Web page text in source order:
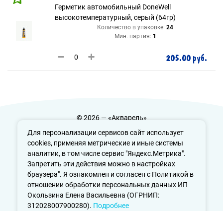
Для персонализации сервисов сайт использует
cookies, применяя метрические и иные системы
аналитик, в том числе сервис "Яндекс.Метрика".
Запретить эти действия можно в настройках
браузера". Я ознакомлен и согласен с Политикой в
отношении обработки персональных данных ИП
Окользина Елена Васильевна (ОГРНИП:
312028007900280). Подробнее
Герметик автомобильный DoneWell
высокотемпературный, серый (64гр)
Количество в упаковке: 24
Мин. партия: 1
205.00 руб.
© 2026 — «Акварель»
Политика конфиденциальности